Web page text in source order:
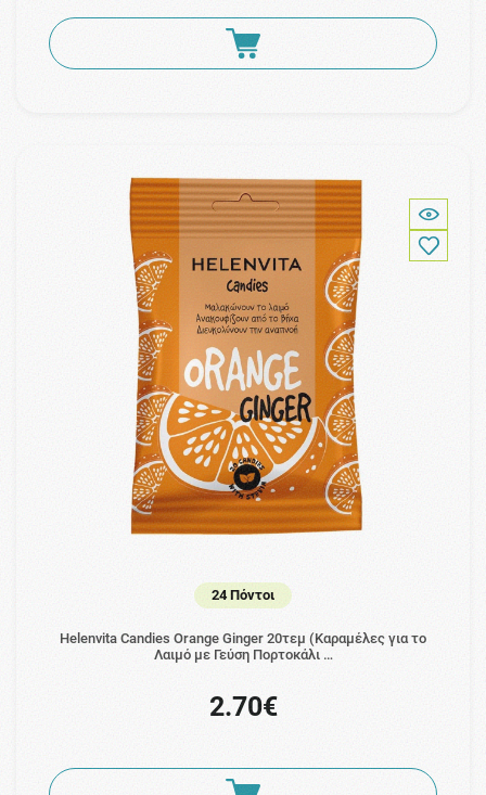
24 Πόντοι
Helenvita Candies Orange Ginger 20τεμ (Καραμέλες για το
Λαιμό με Γεύση Πορτοκάλι …
2.70€